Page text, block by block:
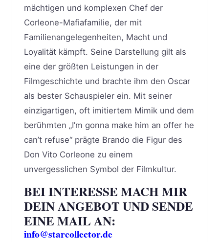
mächtigen und komplexen Chef der
Corleone-Mafiafamilie, der mit
Familienangelegenheiten, Macht und
Loyalität kämpft. Seine Darstellung gilt als
eine der größten Leistungen in der
Filmgeschichte und brachte ihm den Oscar
als bester Schauspieler ein. Mit seiner
einzigartigen, oft imitiertem Mimik und dem
berühmten „I’m gonna make him an offer he
can’t refuse“ prägte Brando die Figur des
Don Vito Corleone zu einem
unvergesslichen Symbol der Filmkultur.
BEI INTERESSE MACH MIR
DEIN ANGEBOT UND SENDE
EINE MAIL AN:
info@starcollector.de